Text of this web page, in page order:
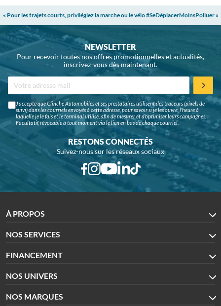
« Pour les trajets courts, privilégiez la marche ou le vélo #SeDéplacerMoinsPolluer »
NEWSLETTER
Pour recevoir toutes nos offres promotionnelles et actualités,
inscrivez-vous dès maintenant.
J'accepte que Glinche Automobiles et ses prestataires utilisent des traceurs (pixels de
suivi) dans les courriels envoyés à cette adresse, pour savoir si je les ouvre, l'heure à
laquelle je le fais et le terminal utilisé, afin de mesurer et d'optimiser leurs campagnes.
Facultatif, révocable à tout moment via le lien en bas de chaque courriel.
RESTONS CONNECTÉS
Suivez-nous sur les réseaux sociaux
À PROPOS
NOS SERVICES
FINANCEMENT
NOS UNIVERS
NOS MARQUES